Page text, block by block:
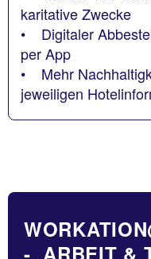
karitative Zwecke
• Digitaler
per App
• Mehr
jeweiligen